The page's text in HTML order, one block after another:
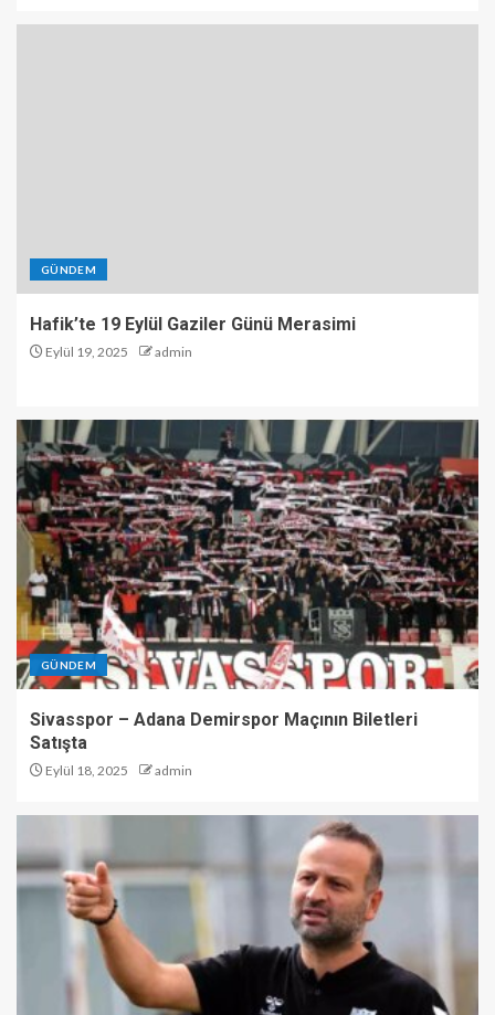
GÜNDEM
Hafik’te 19 Eylül Gaziler Günü Merasimi
Eylül 19, 2025 admin
GÜNDEM
Sivasspor – Adana Demirspor Maçının Biletleri
Satışta
Eylül 18, 2025 admin